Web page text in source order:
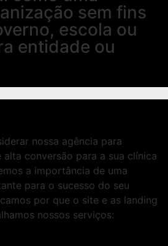
sem fins
escola ou
entidade ou
nossa agência para
conversão para a sua clínica
a importância de uma
para o sucesso do seu
por que o site e as landing
nossos serviços: